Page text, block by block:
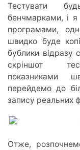
Тестувати
бенчмарками, і я
програмами,
швидко буде
бублики
скріншот
показниками
перейдемо до
запису реальних
Отже,